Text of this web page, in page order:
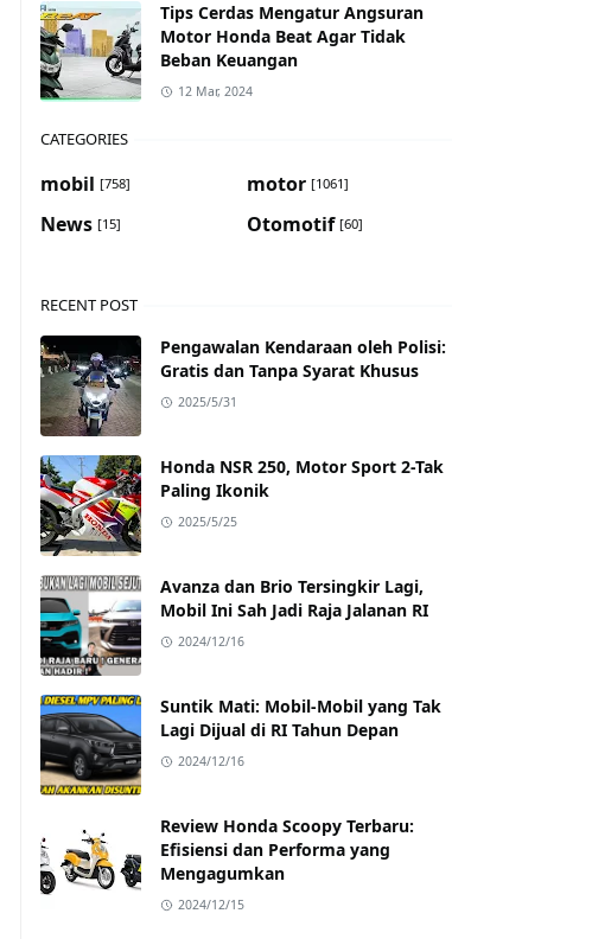
Tips Cerdas Mengatur Angsuran
Motor Honda Beat Agar Tidak
Beban Keuangan
12 Mar, 2024
CATEGORIES
mobil [758] motor [1061]
News [15] Otomotif [60]
RECENT POST
Pengawalan Kendaraan oleh Polisi:
Gratis dan Tanpa Syarat Khusus
2025/5/31
Honda NSR 250, Motor Sport 2-Tak
Paling Ikonik
2025/5/25
Avanza dan Brio Tersingkir Lagi,
Mobil Ini Sah Jadi Raja Jalanan RI
2024/12/16
Suntik Mati: Mobil-Mobil yang Tak
Lagi Dijual di RI Tahun Depan
2024/12/16
Review Honda Scoopy Terbaru:
Efisiensi dan Performa yang
Mengagumkan
2024/12/15